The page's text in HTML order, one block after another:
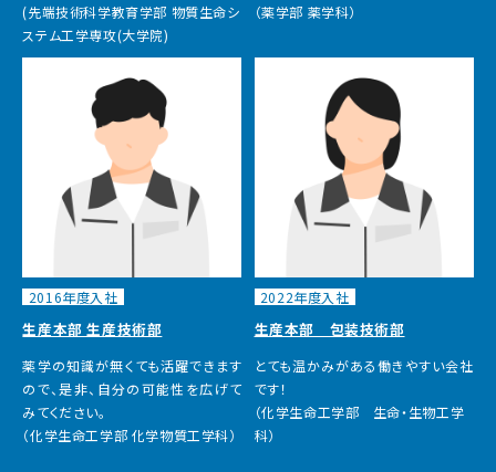
(先端技術科学教育学部 物質生命シ
ステム工学専攻(大学院)
（薬学部 薬学科）
2016年度入社
生産本部 生産技術部
薬学の知識が無くても活躍できます
ので、是非、自分の可能性を広げて
みてください。
（化学生命工学部 化学物質工学科）
2022年度入社
生産本部 包装技術部
とても温かみがある働きやすい会社
です！
（化学生命工学部 生命・生物工学
科）